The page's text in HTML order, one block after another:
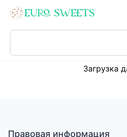
Загрузка
Правовая информация